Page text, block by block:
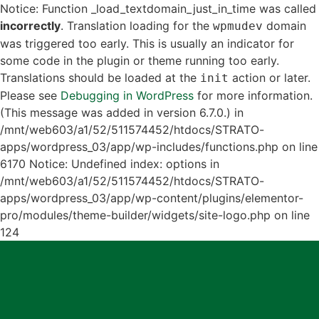
Notice: Function _load_textdomain_just_in_time was called
incorrectly. Translation loading for the wpmudev domain
was triggered too early. This is usually an indicator for
some code in the plugin or theme running too early.
Translations should be loaded at the init action or later.
Please see Debugging in WordPress for more information.
(This message was added in version 6.7.0.) in
/mnt/web603/a1/52/511574452/htdocs/STRATO-
apps/wordpress_03/app/wp-includes/functions.php on line
6170 Notice: Undefined index: options in
/mnt/web603/a1/52/511574452/htdocs/STRATO-
apps/wordpress_03/app/wp-content/plugins/elementor-
pro/modules/theme-builder/widgets/site-logo.php on line
124